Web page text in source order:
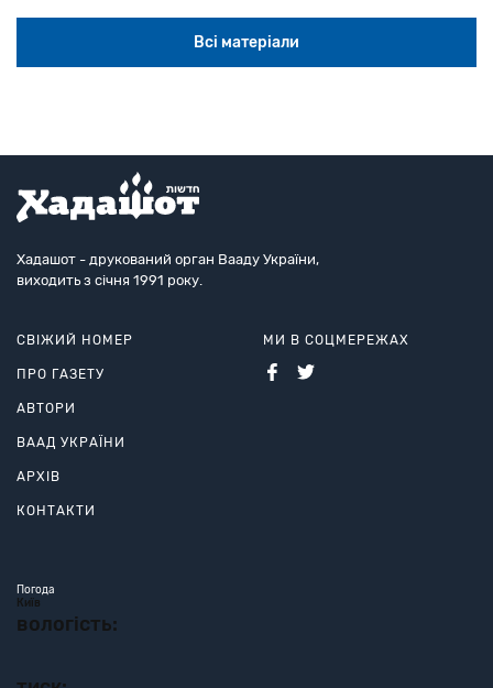
Всі матеріали
Хадашот - друкований орган Вааду України,
виходить з січня 1991 року.
СВІЖИЙ НОМЕР
ПРО ГАЗЕТУ
АВТОРИ
ВААД УКРАЇНИ
АРХІВ
КОНТАКТИ
МИ В СОЦМЕРЕЖАХ
Погода
Київ
вологість: